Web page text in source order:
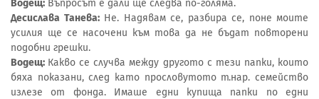
Водещ: Въпросът е дали ще следва по-голяма.
Десислава Танева:Не. Надявам се, разбира се, поне моите
усилия ще се насочени към това да не бъдат повторени
подобни грешки.
Водещ: Какво се случва между другото с тези папки, които
бяха показани, след като прословутото т.нар. семейство
излезе от фонда. Имаше едни купища папки по едни